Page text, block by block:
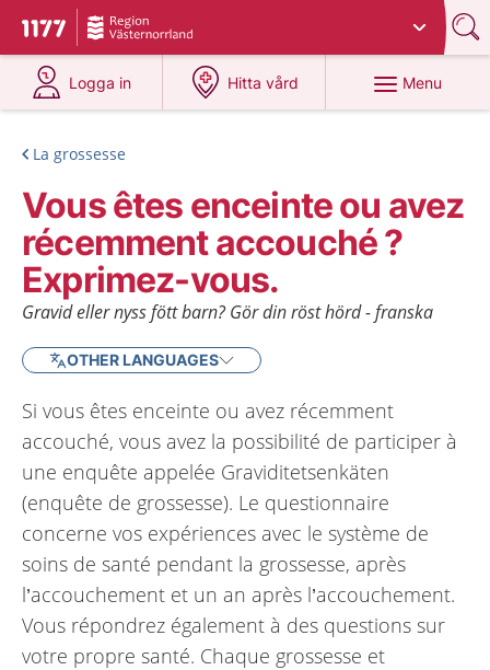
To start page for 1177
Du har valt region
Logga in
at 1177.se
Hitta vård
at 1177.se
Menu
La grossesse
Vous êtes enceinte ou avez
récemment accouché ?
Exprimez-vous.
Gravid eller nyss fött barn? Gör din röst hörd - franska
OTHER LANGUAGES
Si vous êtes enceinte ou avez récemment
accouché, vous avez la possibilité de participer à
une enquête appelée Graviditetsenkäten
(enquête de grossesse). Le questionnaire
concerne vos expériences avec le système de
soins de santé pendant la grossesse, après
l’accouchement et un an après l’accouchement.
Vous répondrez également à des questions sur
votre propre santé. Chaque grossesse et